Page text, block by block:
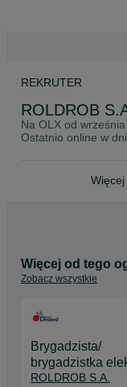
REKRUTER
ROLDROB
Na OLX od
Ostatnio online w
Więcej
Więcej od tego
Zobacz wszystkie
Brygadzista/
brygadzistka
w Dziale
ROLDROB S.A.